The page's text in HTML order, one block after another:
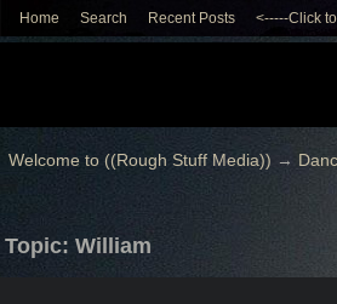
Home Search Recent Posts <-----Click
Welcome to ((Rough Stuff Media)) →
Topic: William